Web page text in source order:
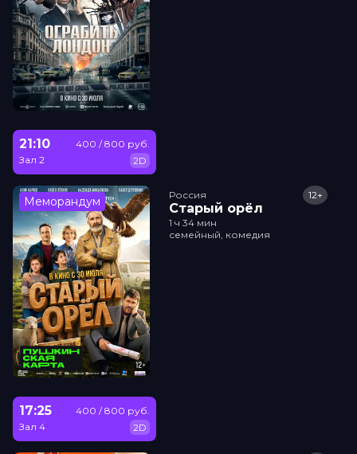
21:10
Зал 2
400 / 800 руб.
2D
Меморандум Россия
Старый орёл
12+
1 ч 34 мин
семейный, комедия
17:25
Зал 4
400 / 800 руб.
2D